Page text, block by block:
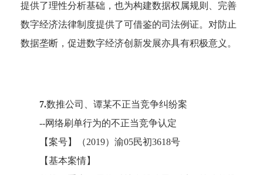
提供了理性分析基础，也为构建数据权属规则、完善
数字经济法律制度提供了可借鉴的司法例证。对防止
数据垄断，促进数字经济创新发展亦具有积极意义。
7.数推公司、谭某不正当竞争纠纷案
--网络刷单行为的不正当竞争认定
【案号】（2019）渝05民初3618号
【基本案情】